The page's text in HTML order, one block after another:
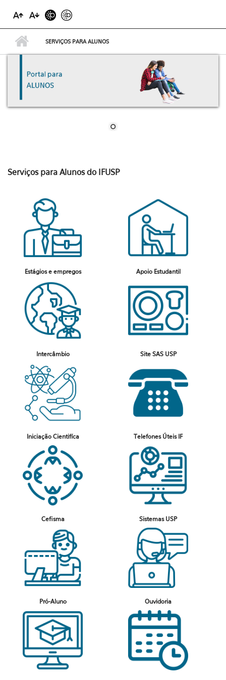
SERVIÇOS PARA ALUNOS
Serviços para Alunos do IFUSP
Estágios e empregos
Intercâmbio
Iniciação Cientifíca
Cefisma
Pró-Aluno
Apoio Estudantil
Site SAS USP
Telefones Úteis IF
Sistemas USP
Ouvidoria